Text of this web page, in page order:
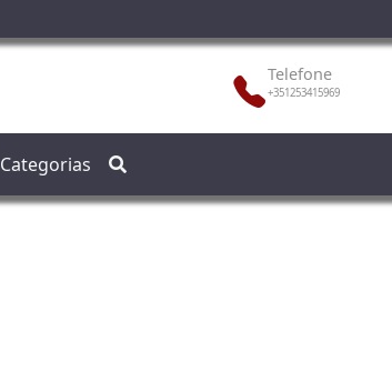
Telefone
+351253415969
Categorias